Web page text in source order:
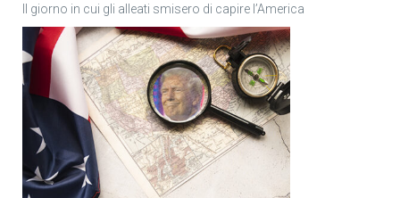
Il giorno in cui gli alleati smisero di capire l’America